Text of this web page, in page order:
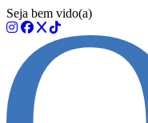
Seja bem vido(a)